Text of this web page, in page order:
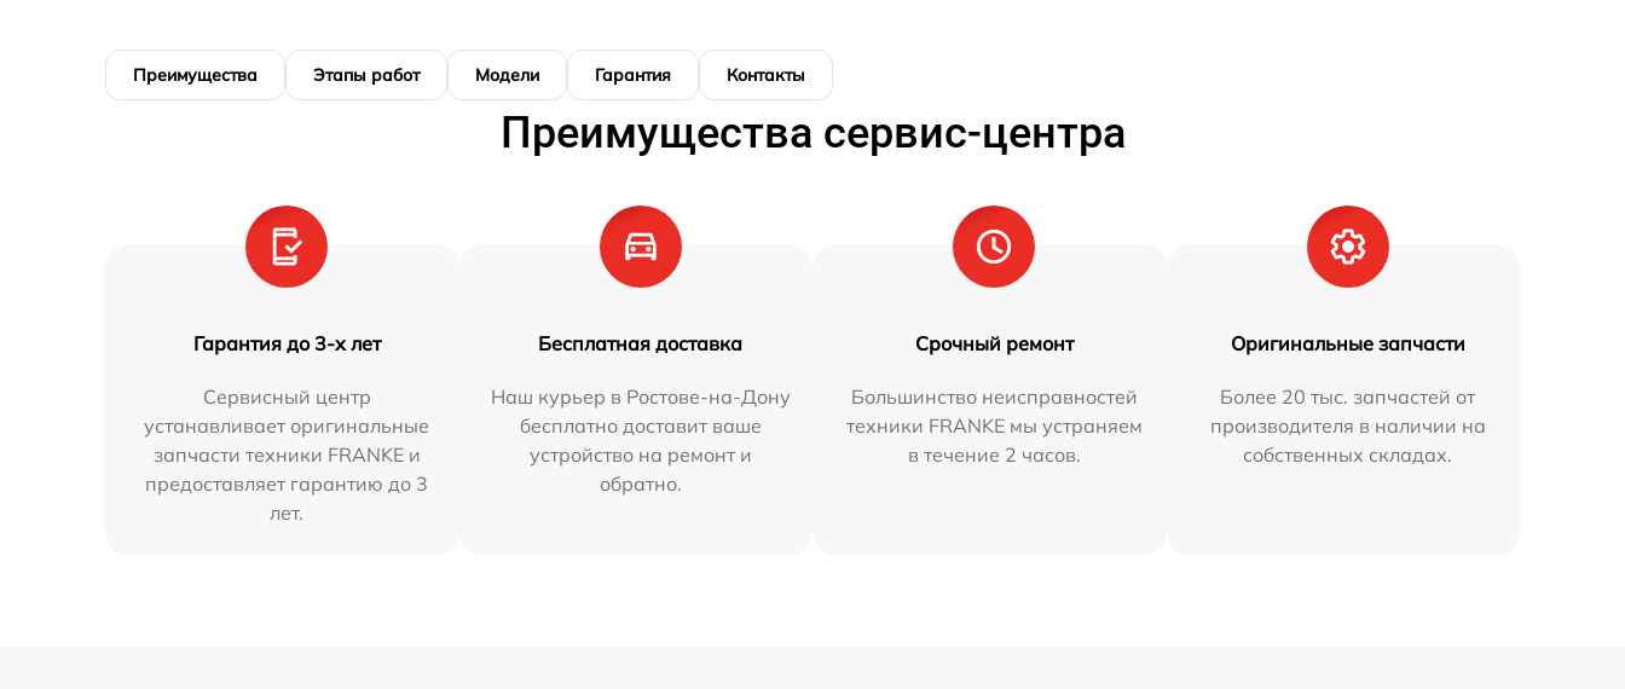
Преимущества Этапы работ Модели Гарантия Контакты
Преимущества сервис-центра
Гарантия до 3-х лет
Сервисный центр
устанавливает оригинальные
запчасти техники FRANKE и
предоставляет гарантию до 3
лет.
Бесплатная доставка
Наш курьер в Ростове-на-Дону
бесплатно доставит ваше
устройство на ремонт и
обратно.
Срочный ремонт
Большинство неисправностей
техники FRANKE мы устраняем
в течение 2 часов.
Оригинальные запчасти
Более 20 тыс. запчастей от
производителя в наличии на
собственных складах.